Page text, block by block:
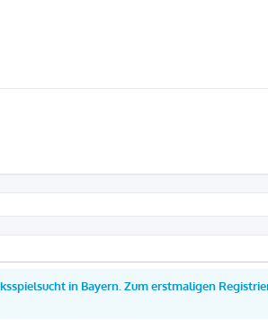
in Bayern. Zum erstmaligen